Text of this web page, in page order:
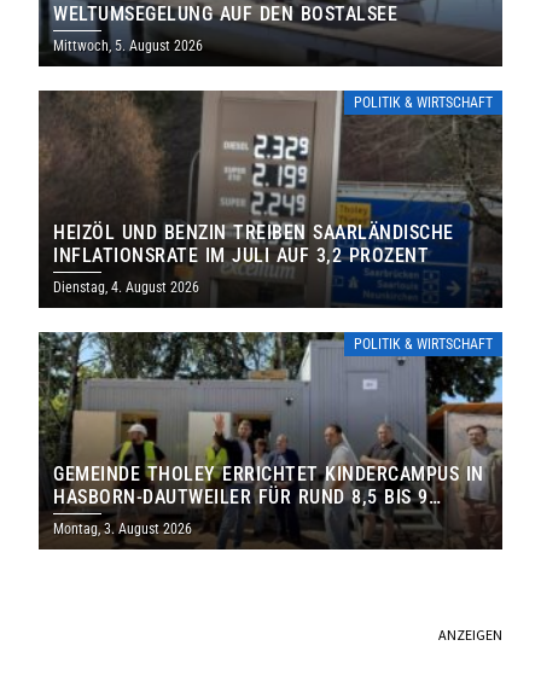
WELTUMSEGELUNG AUF DEN BOSTALSEE
Mittwoch, 5. August 2026
POLITIK & WIRTSCHAFT
HEIZÖL UND BENZIN TREIBEN SAARLÄNDISCHE
INFLATIONSRATE IM JULI AUF 3,2 PROZENT
Dienstag, 4. August 2026
POLITIK & WIRTSCHAFT
GEMEINDE THOLEY ERRICHTET KINDERCAMPUS IN
HASBORN-DAUTWEILER FÜR RUND 8,5 BIS 9
MILLIONEN EURO
Montag, 3. August 2026
ANZEIGEN